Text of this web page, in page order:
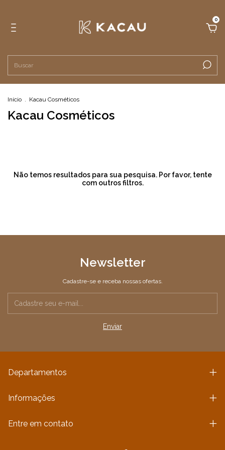
0
Início . Kacau Cosméticos
Kacau Cosméticos
Não temos resultados para sua pesquisa. Por favor, tente
com outros filtros.
Newsletter
Cadastre-se e receba nossas ofertas.
Departamentos
Informações
Entre em contato